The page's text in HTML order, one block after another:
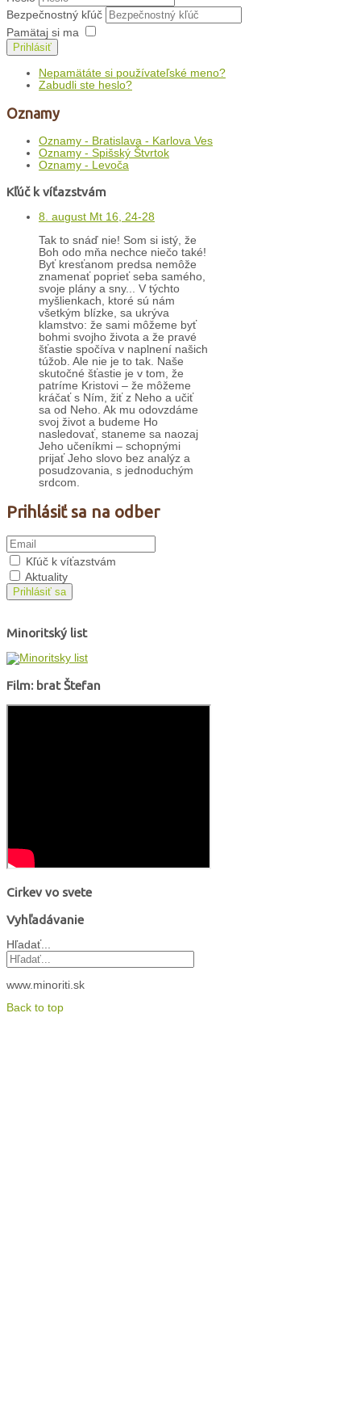
Bezpečnostný kľúč
Pamätaj si ma
Prihlásiť
Nepamätáte si používateľské meno?
Zabudli ste heslo?
Oznamy
Oznamy - Bratislava - Karlova Ves
Oznamy - Spišský Štvrtok
Oznamy - Levoča
Kľúč k víťazstvám
8. august Mt 16, 24-28
Tak to snáď nie! Som si istý, že
Boh odo mňa nechce niečo také!
Byť kresťanom predsa nemôže
znamenať poprieť seba samého,
svoje plány a sny... V týchto
myšlienkach, ktoré sú nám
všetkým blízke, sa ukrýva
klamstvo: že sami môžeme byť
bohmi svojho života a že pravé
šťastie spočíva v naplnení našich
túžob. Ale nie je to tak. Naše
skutočné šťastie je v tom, že
patríme Kristovi – že môžeme
kráčať s Ním, žiť z Neho a učiť
sa od Neho. Ak mu odovzdáme
svoj život a budeme Ho
nasledovať, staneme sa naozaj
Jeho učeníkmi – schopnými
prijať Jeho slovo bez analýz a
posudzovania, s jednoduchým
srdcom.
Prihlásiť sa na odber
Kľúč k víťazstvám
Aktuality
Prihlásiť sa
Minoritský list
Film: brat Štefan
Cirkev vo svete
Vyhľadávanie
Hľadať...
www.minoriti.sk
Back to top